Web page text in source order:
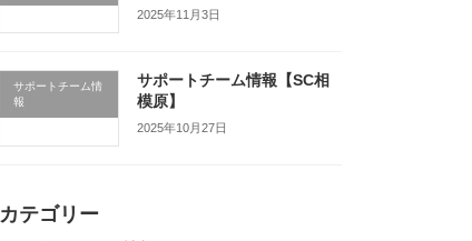
2025年11月3日
サポートチーム情
報
サポートチーム情報【SC相
模原】
2025年10月27日
カテゴリー